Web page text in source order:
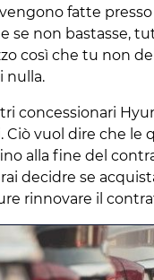
fatte presso
se non bastasse,
così che tu non
nulla.
concessionari
Ciò vuol dire che le
alla fine del
decidre se
rinnovare il